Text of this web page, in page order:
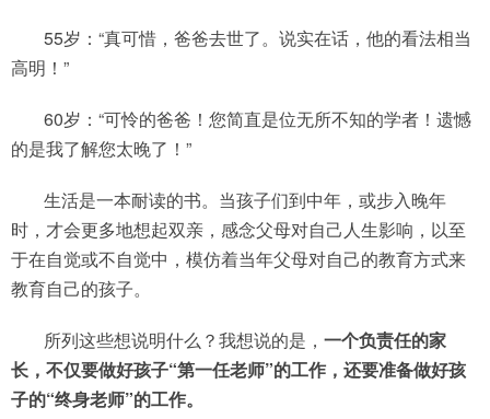
55岁：“真可惜，爸爸去世了。说实在话，他的看法相当
高明！”
60岁：“可怜的爸爸！您简直是位无所不知的学者！遗憾
的是我了解您太晚了！”
生活是一本耐读的书。当孩子们到中年，或步入晚年
时，才会更多地想起双亲，感念父母对自己人生影响，以至
于在自觉或不自觉中，模仿着当年父母对自己的教育方式来
教育自己的孩子。
所列这些想说明什么？我想说的是， 一个负责任的家
长，不仅要做好孩子“第一任老师”的工作，还要准备做好孩
子的“终身老师”的工作。